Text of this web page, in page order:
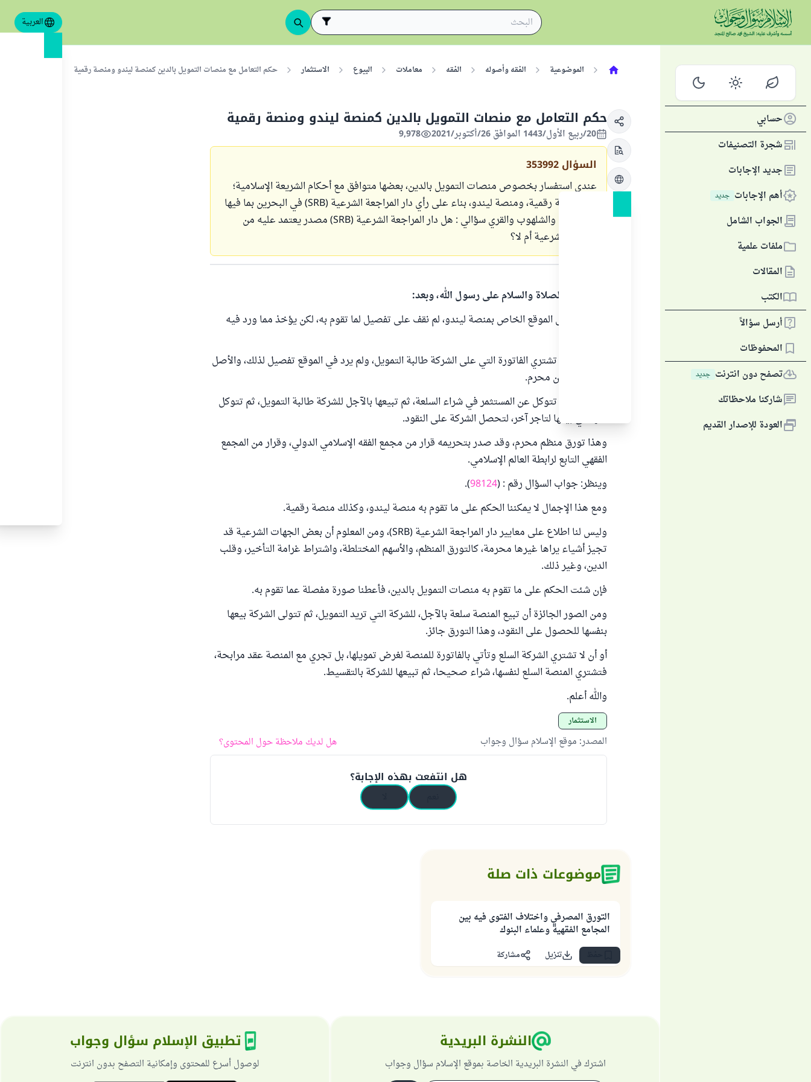
العربية
حسابي
شجرة التصنيفات
جديد الإجابات
أهم الإجابات جديد
الجواب الشامل
ملفات علمية
المقالات
الكتب
أرسل سؤالاً
المحفوظات
تصفح دون انترنت جديد
شاركنا ملاحظاتك
العودة للإصدار القديم
الموضوعية الفقه وأصوله الفقه معاملات البيوع الاستثمار حكم التعامل مع منصات التمويل بالدين كمنصة ليندو ومنصة رقمية
حكم التعامل مع منصات التمويل بالدين كمنصة ليندو ومنصة رقمية
20/ربيع الأول/1443 الموافق 26/أكتوبر/2021 9,978
السؤال 353992
عندي استفسار بخصوص منصات التمويل بالدين، بعضها متوافق مع أحكام الشريعة الإسلامية؛
مثل منصة رقمية، ومنصة ليندو، بناء على رأي دار المراجعة الشرعية (SRB) في البحرين بما فيها
د. المزيني والشلهوب والقري سؤالي : هل دار المراجعة الشرعية (SRB) مصدر يعتمد عليه من
الناحية الشرعية أم لا؟
الحمد لله والصلاة والسلام على رسول الله، وبعد:
بالاطلاع على الموقع الخاص بمنصة ليندو، لم نقف على تفصيل لما تقوم به، لكن يؤخذ مما ورد فيه
1-أن المنصة تشتري الفاتورة التي على الشركة طالبة التمويل، ولم يرد في الموقع تفصيل لذلك، والأصل
أن شراء الدين محرم.
2-أن المنصة تتوكل عن المستثمر في شراء السلعة، ثم تبيعها بالآجل للشركة طالبة التمويل، ثم تتوكل
عنها في بيعها لتاجر آخر، لتحصل الشركة على النقود.
وهذا تورق منظم محرم، وقد صدر بتحريمه قرار من مجمع الفقه الإسلامي الدولي، وقرار من المجمع
الفقهي التابع لرابطة العالم الإسلامي.
وينظر: جواب السؤال رقم : (98124
).
ومع هذا الإجمال لا يمكننا الحكم على ما تقوم به منصة ليندو، وكذلك منصة رقمية.
وليس لنا اطلاع على معايير دار المراجعة الشرعية (SRB)، ومن المعلوم أن بعض الجهات الشرعية قد
تجيز أشياء يراها غيرها محرمة، كالتورق المنظم، والأسهم المختلطة، واشتراط غرامة التأخير، وقلب
الدين، وغير ذلك.
فإن شئت الحكم على ما تقوم به منصات التمويل بالدين، فأعطنا صورة مفصلة عما تقوم به.
ومن الصور الجائزة أن تبيع المنصة سلعة بالآجل، للشركة التي تريد التمويل، ثم تتولى الشركة بيعها
بنفسها للحصول على النقود، وهذا التورق جائز.
أو أن لا تشتري الشركة السلع وتأتي بالفاتورة للمنصة لغرض تمويلها، بل تجري مع المنصة عقد مرابحة،
فتشتري المنصة السلع لنفسها، شراء صحيحا، ثم تبيعها للشركة بالتقسيط.
والله أعلم.
الاستثمار
المصدر: موقع الإسلام سؤال وجواب هل لديك ملاحظة حول المحتوى؟
هل انتفعت بهذه الإجابة؟
موضوعات ذات صلة
التورق المصرفي واختلاف الفتوى فيه بين
المجامع الفقهية وعلماء البنوك
تنزيل مشاركة
النشرة البريدية
اشترك في النشرة البريدية الخاصة بموقع الإسلام سؤال وجواب
تطبيق الإسلام سؤال وجواب
لوصول أسرع للمحتوى وإمكانية التصفح بدون انترنت